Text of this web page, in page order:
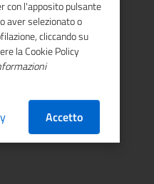
con l'apposito pulsante
aver selezionato o
cliccando su
la Cookie Policy
Accetto